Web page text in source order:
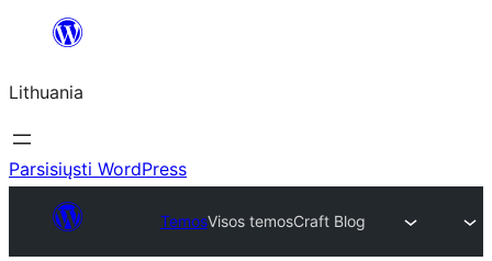
turinio
Lithuania
Parsisiųsti WordPress
TemosVisos temosCraft Blog